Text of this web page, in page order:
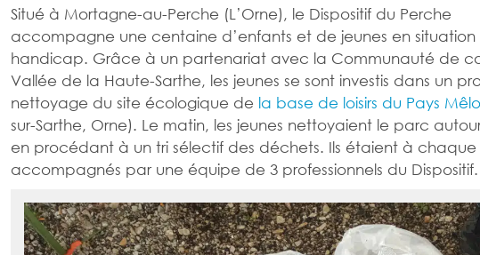
Situé à Mortagne-au-Perche (L’Orne), le Dispositif du Perche
accompagne une centaine d’enfants et de jeunes en
handicap. Grâce à un partenariat avec la Communauté de
Vallée de la Haute-Sarthe, les jeunes se sont investis dans un
nettoyage du site écologique de la base de loisirs du Pays
sur-Sarthe, Orne). Le matin, les jeunes nettoyaient le parc
en procédant à un tri sélectif des déchets. Ils étaient à chaque
accompagnés par une équipe de 3 professionnels du Dispositif.